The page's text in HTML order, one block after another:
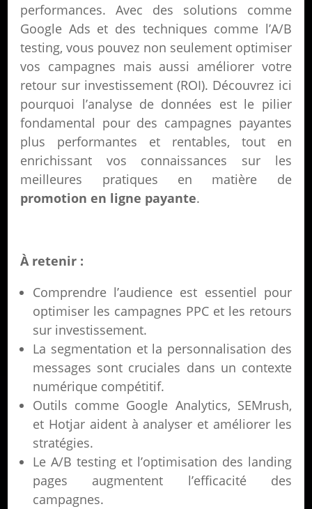
performances. Avec des solutions comme
Google Ads et des techniques comme l’A/B
testing, vous pouvez non seulement optimiser
vos campagnes mais aussi améliorer votre
retour sur investissement (ROI). Découvrez ici
pourquoi l’analyse de données est le pilier
fondamental pour des campagnes payantes
plus performantes et rentables, tout en
enrichissant vos connaissances sur les
meilleures pratiques en matière de
promotion en ligne payante.
À retenir :
Comprendre l’audience est essentiel pour
optimiser les campagnes PPC et les retours
sur investissement.
La segmentation et la personnalisation des
messages sont cruciales dans un contexte
numérique compétitif.
Outils comme Google Analytics, SEMrush,
et Hotjar aident à analyser et améliorer les
stratégies.
Le A/B testing et l’optimisation des landing
pages augmentent l’efficacité des
campagnes.